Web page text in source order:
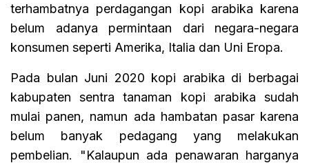
terhambatnya perdagangan kopi arabika karena
belum adanya permintaan dari negara-negara
konsumen seperti Amerika, Italia dan Uni Eropa.
Pada bulan Juni 2020 kopi arabika di berbagai
kabupaten sentra tanaman kopi arabika sudah
mulai panen, namun ada hambatan pasar karena
belum banyak pedagang yang melakukan
pembelian. "Kalaupun ada penawaran harganya